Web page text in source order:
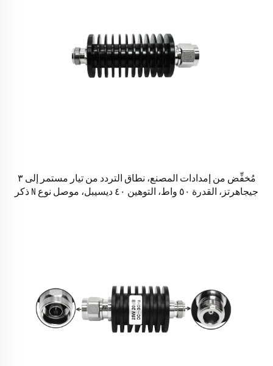
مُخفِّض من إمدادات المصنع، نطاق التردد من تيار مستمر إلى ٣
جيجاهرتز، القدرة ٥٠ واط، التوهين ٤٠ ديسيبل، موصل نوع N ذكر